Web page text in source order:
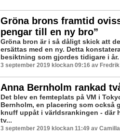
Gröna brons framtid
pengar till en ny bro”
Gröna bron är i så dåligt skick att
ersättas med en ny. Detta
besiktning som gjordes tidigare i
3 september 2019 klockan 09:16 av
Anna Bernholm rankad
Det blev en femteplats på VM i
Bernholm, en placering som också
knuff uppåt i världsrankingen - där
tv...
3 september 2019 klockan 11:49 av